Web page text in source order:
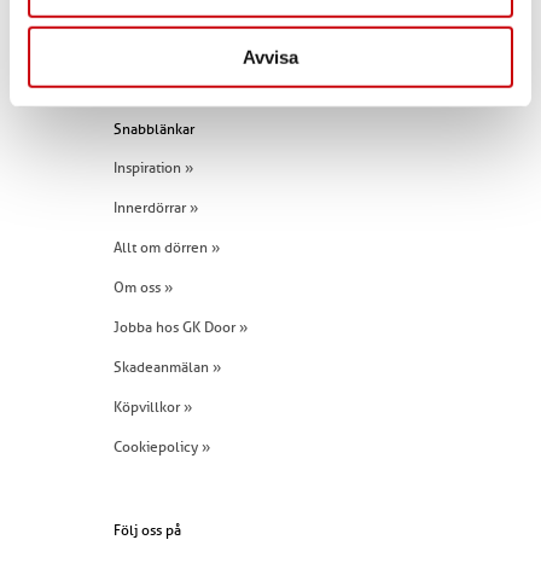
Avvisa
+46 (0)960 - 203 25
Snabblänkar
Inspiration »
Innerdörrar »
Allt om dörren »
Om oss »
Jobba hos GK Door »
Skadeanmälan »
Köpvillkor »
Cookiepolicy »
Följ oss på